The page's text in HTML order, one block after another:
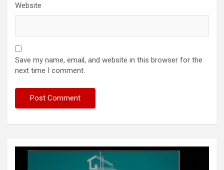
Website
Save my name, email, and website in this browser for the
next time I comment.